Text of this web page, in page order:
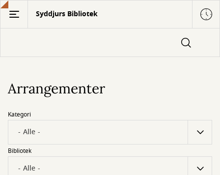
Gå
hovedindhold
Syddjurs Bibliotek
Arrangementer
Kategori
Bibliotek